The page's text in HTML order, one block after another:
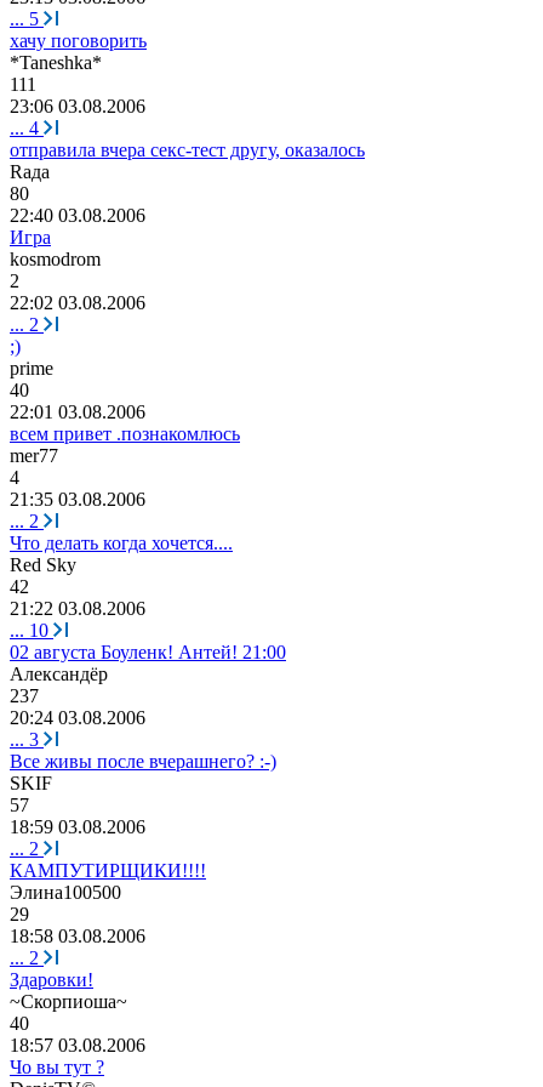
... 5
хачу поговорить
*Taneshka*
111
23:06 03.08.2006
... 4
отправила вчера секс-тест другу, оказалось
Raда
80
22:40 03.08.2006
Игра
kosmodrom
2
22:02 03.08.2006
... 2
;)
prime
40
22:01 03.08.2006
всем привет .познакомлюсь
mer77
4
21:35 03.08.2006
... 2
Что делать когда хочется....
Red Sky
42
21:22 03.08.2006
... 10
02 августа Боуленк! Антей! 21:00
Александёр
237
20:24 03.08.2006
... 3
Все живы после вчерашнего? :-)
SKIF
57
18:59 03.08.2006
... 2
КАМПУТИРЩИКИ!!!!
Элина100500
29
18:58 03.08.2006
... 2
Здаровки!
~Скорпиоша~
40
18:57 03.08.2006
Чо вы тут ?